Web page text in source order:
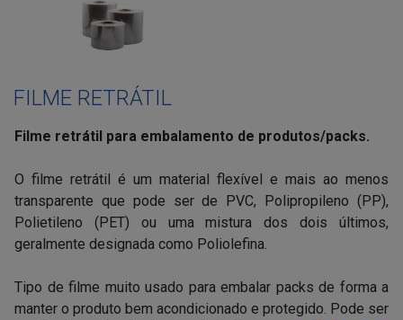
FILME RETRÁTIL
Filme retrátil para embalamento de produtos/packs.
O filme retrátil é um material flexível e mais ao menos
transparente que pode ser de PVC, Polipropileno (PP),
Polietileno (PET) ou uma mistura dos dois últimos,
geralmente designada como Poliolefina.
Tipo de filme muito usado para embalar packs de forma a
manter o produto bem acondicionado e protegido. Pode ser